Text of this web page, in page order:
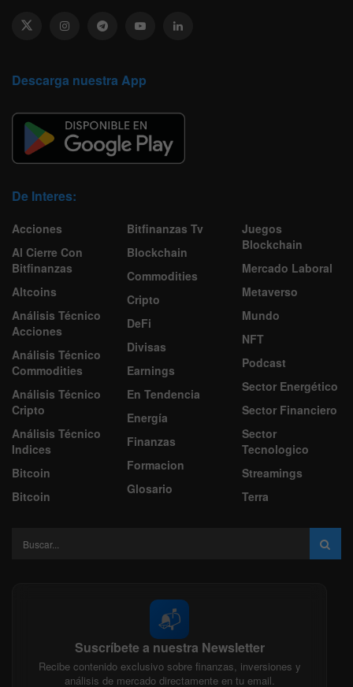
Descarga nuestra App
De Interes:
Acciones
Al Cierre Con
Bitfinanzas
Altcoins
Análisis Técnico
Acciones
Análisis Técnico
Commodities
Análisis Técnico
Cripto
Análisis Técnico
Indices
Bitcoin
Bitcoin
Bitfinanzas Tv
Blockchain
Commodities
Cripto
DeFi
Divisas
Earnings
En Tendencia
Energía
Finanzas
Formacion
Glosario
Juegos
Blockchain
Mercado Laboral
Metaverso
Mundo
NFT
Podcast
Sector Energético
Sector Financiero
Sector
Tecnologico
Streamings
Terra
📬
Suscríbete a nuestra Newsletter
Recibe contenido exclusivo sobre finanzas, inversiones y
análisis de mercado directamente en tu email.